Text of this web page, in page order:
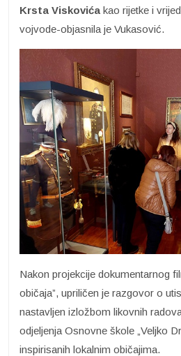
Krsta Viskovića kao rijetke i
vojvode-objasnila je Vukasović.
Nakon projekcije dokumentarnog
običaja”, upriličen je razgovor o
nastavljen izložbom likovnih
odjeljenja Osnovne škole „Veljko
inspirisanih lokalnim običajima.